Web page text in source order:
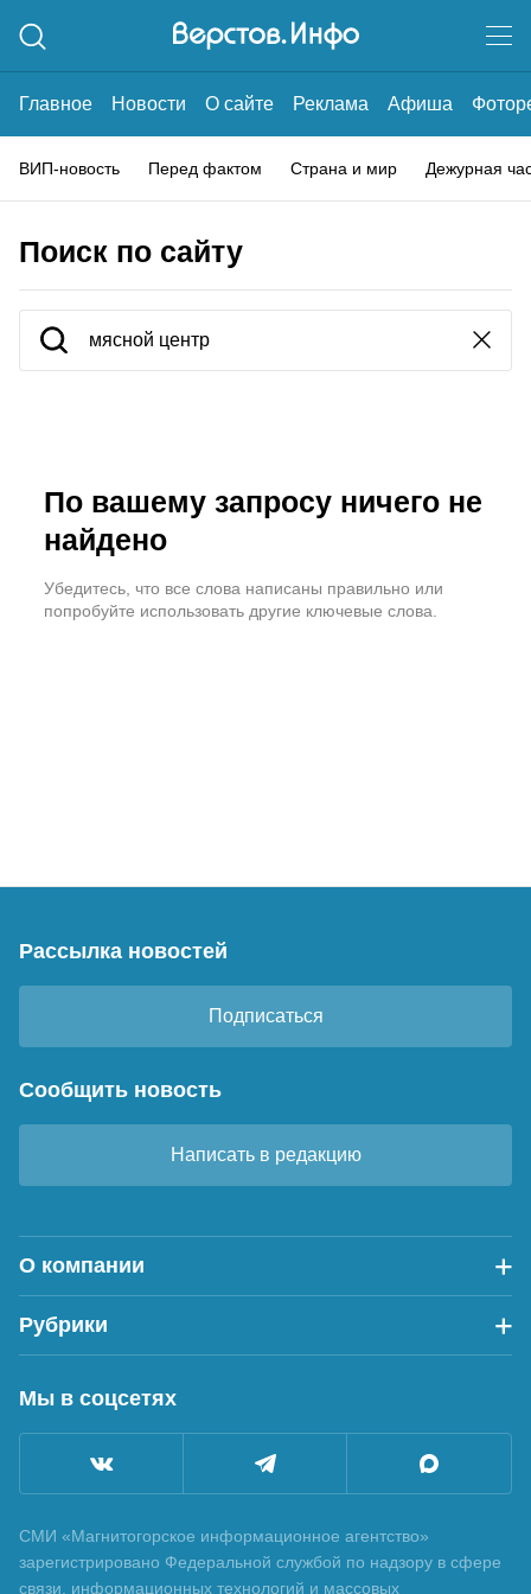
Главное Новости О сайте Реклама Афиша
ВИП-новость Перед фактом Страна и мир Дежурная
Поиск по сайту
По вашему запросу ничего не
найдено
Убедитесь, что все слова написаны правильно или
попробуйте использовать другие ключевые слова.
Рассылка новостей
Подписаться
Сообщить новость
Написать в редакцию
О компании
Рубрики
Мы в соцсетях
СМИ «Магнитогорское информационное агентство»
зарегистрировано Федеральной службой по надзору в сфере
связи, информационных технологий и массовых